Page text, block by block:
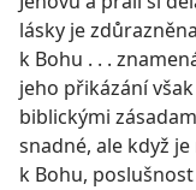
lásky je
k Bohu . . .
jeho přikázání
biblickými
snadné, ale když
k Bohu,